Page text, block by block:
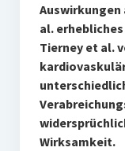
Auswirkungen
al.
Tierney et al.
Wirksamkeit.